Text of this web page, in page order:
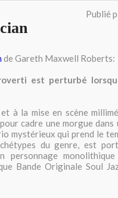
Publié
de Gareth Maxwell Roberts:
est perturbé
à la mise en scène
cadre une morgue dans
mystérieux qui prend le
du genre, est
personnage
Bande Originale Soul